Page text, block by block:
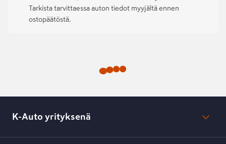
Tarkista tarvittaessa auton tiedot myyjältä ennen
ostopäätöstä.
K-Auto yrityksenä